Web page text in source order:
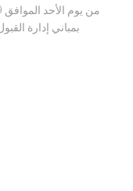
بمباني إدارة